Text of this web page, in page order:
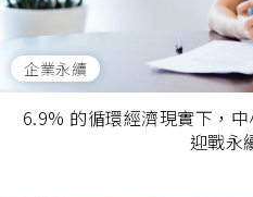
企業永續
6.9% 的循環經濟現實下，
迎戰永